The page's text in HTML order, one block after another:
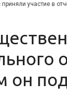
участие в
он